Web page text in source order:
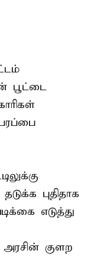
பூட்டை
புதிதாக
எடுத்து
குளற